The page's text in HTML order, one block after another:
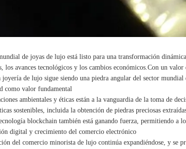
de joyas de lujo está listo para una transformación
los avances tecnológicos y los cambios económicos.Con un
joyería de lujo sigue siendo una piedra angular del sector mundial
como valor fundamental
ambientales y éticas están a la vanguardia de la toma de
sostenibles, incluida la obtención de piedras preciosas
blockchain también está ganando fuerza, permitiendo a
digital y crecimiento del comercio electrónico
del comercio minorista de lujo continúa expandiéndose, y se